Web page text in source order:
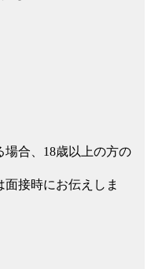
場合、18歳以上の方の
面接時にお伝えしま